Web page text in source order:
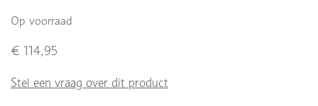
Op voorraad
€ 114,95
Stel een vraag over dit product